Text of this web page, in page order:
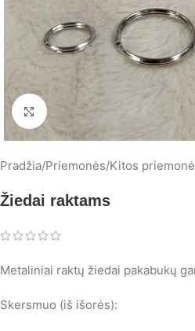
Spustelėkite, norėdami
Pradžia/Priemonės/Kitos
Žiedai raktams
Metaliniai raktų žiedai pakabukų
Skersmuo (iš išorės):